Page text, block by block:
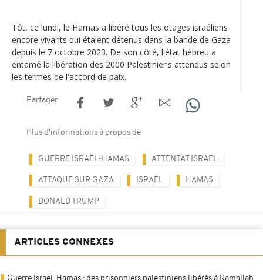
Tôt, ce lundi, le Hamas a libéré tous les otages israéliens
encore vivants qui étaient détenus dans la bande de Gaza
depuis le 7 octobre 2023. De son côté, l'état hébreu a
entamé la libération des 2000 Palestiniens attendus selon
les termes de l'accord de paix.
Partager
Plus d'informations à propos de
GUERRE ISRAËL-HAMAS ATTENTAT ISRAËL
ATTAQUE SUR GAZA ISRAËL HAMAS
DONALD TRUMP
ARTICLES CONNEXES